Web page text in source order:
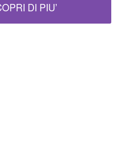
DI PIU’